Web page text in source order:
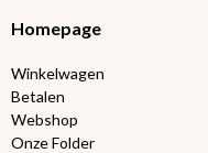
Homepage
Winkelwagen
Betalen
Webshop
Onze Folder